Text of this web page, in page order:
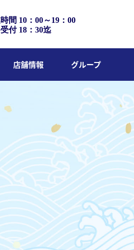
間 10：00～19：00
付 18：30迄
店舗情報 グループ